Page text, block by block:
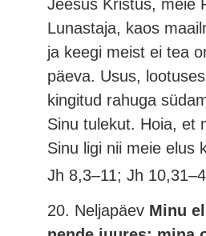
Jeesus Kristus, meie
Lunastaja, kaos
ja keegi meist ei tea
päeva. Usus,
kingitud rahuga
Sinu tulekut. Hoia, et
Sinu ligi nii meie elus
Jh 8,3–11; Jh
20. Neljapäev Minu